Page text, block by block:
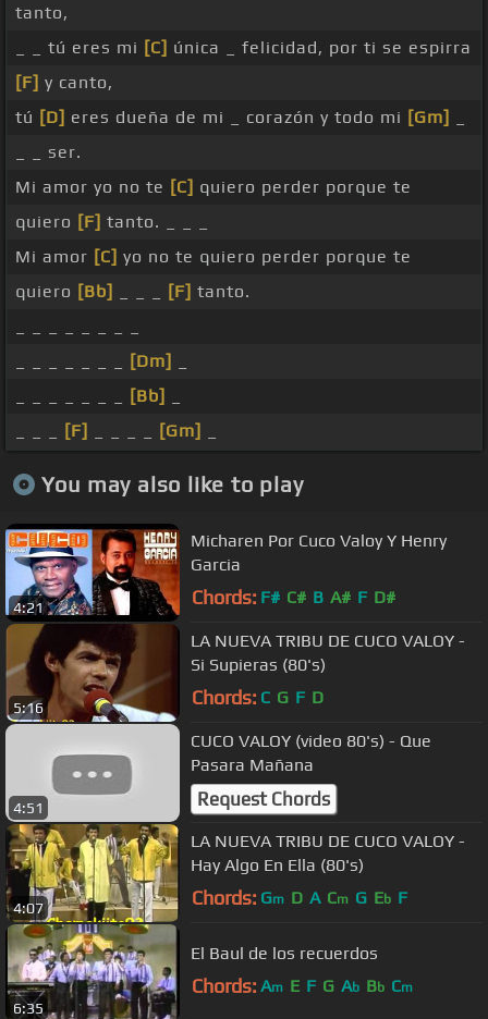
tanto,
_ _ tú eres mi [C] única _ felicidad, por ti se espirra
[F] y canto,
tú [D] eres dueña de mi _ corazón y todo mi [Gm]
_ _ ser.
Mi amor yo no te [C] quiero perder porque te
quiero [F] tanto. _ _ _
Mi amor [C] yo no te quiero perder porque te
quiero [Bb] [F] tanto.
[Dm]
[Bb]
[F] [Gm]
You may also like to play
4:21
Micharen Por Cuco Valoy Y Henry
Garcia
Chords: F# C# B A# F D#
5:16
LA NUEVA TRIBU DE CUCO VALOY -
Si Supieras (80's)
Chords: C G F D
4:51
CUCO VALOY (video 80's) - Que
Pasara Mañana
Request Chords
4:07
LA NUEVA TRIBU DE CUCO VALOY -
Hay Algo En Ella (80's)
Chords: Gm D A Cm G Eb F
6:35
El Baul de los recuerdos
Chords: Am E F G Ab Bb Cm